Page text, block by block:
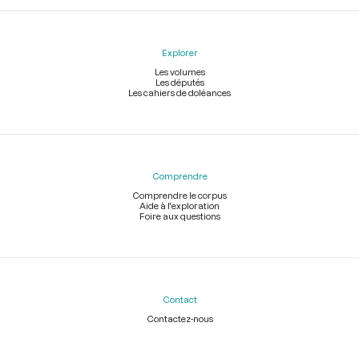
Explorer
Les volumes
Les députés
Les cahiers de doléances
Comprendre
Comprendre le corpus
Aide à l'exploration
Foire aux questions
Contact
Contactez-nous